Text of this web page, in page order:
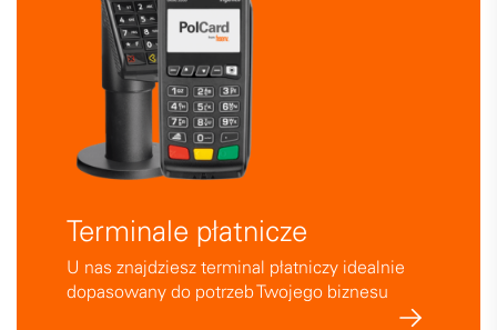
Terminale płatnicze
U nas znajdziesz terminal płatniczy idealnie
dopasowany do potrzeb Twojego biznesu